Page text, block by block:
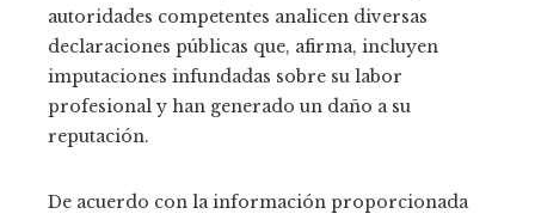
autoridades competentes analicen diversas
declaraciones públicas que, afirma, incluyen
imputaciones infundadas sobre su labor
profesional y han generado un daño a su
reputación.
De acuerdo con la información proporcionada